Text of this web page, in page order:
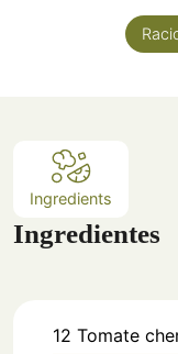
Ingredients
Ingredientes
12 Tomate